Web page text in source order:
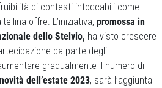
di contesti intoccabili come
offre. L’iniziativa, promossa in
dello Stelvio, ha visto crescere
da parte degli
gradualmente il numero di
novità dell’estate 2023, sarà l’aggiunta